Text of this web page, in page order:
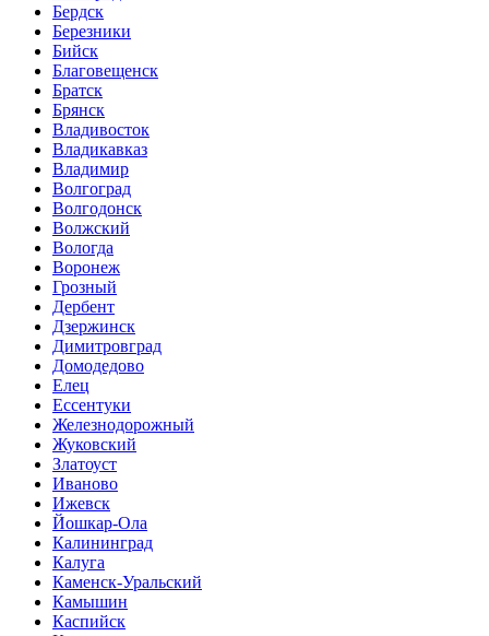
Бердск
Березники
Бийск
Благовещенск
Братск
Брянск
Владивосток
Владикавказ
Владимир
Волгоград
Волгодонск
Волжский
Вологда
Воронеж
Грозный
Дербент
Дзержинск
Димитровград
Домодедово
Елец
Ессентуки
Железнодорожный
Жуковский
Златоуст
Иваново
Ижевск
Йошкар-Ола
Калининград
Калуга
Каменск-Уральский
Камышин
Каспийск